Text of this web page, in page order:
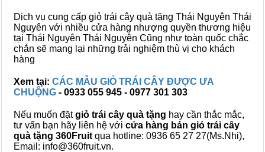
Dịch vụ cung cấp giỏ trái cây quà tặng Thái Nguyên Thái
Nguyên với nhiều cửa hàng nhượng quyền thương hiệu
tại Thái Nguyên Thái Nguyên Cũng như toàn quốc chắc
chắn sẽ mang lại những trải nghiệm thù vị cho khách
hàng
Xem tại: CÁC MẪU GIỎ TRÁI CÂY ĐƯỢC ƯA
CHUỘNG - 0933 055 945 - 0977 301 303
Nếu muốn đặtgiỏ trái cây quà tặng hay cần thắc mắc,
tư vấn bạn hãy liên hệ với cửa hàng bán giỏ trái cây
quà tặng 360Fruit qua hotline: 0936 65 27 27(Ms.Nhi),
Email: info@360fruit.vn.